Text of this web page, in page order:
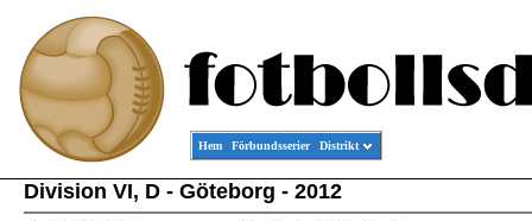
Hem Förbundsserier Distrikt
Division VI, D - Göteborg - 2012